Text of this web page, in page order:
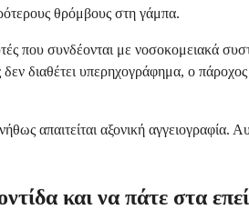
θρόμβους στη γάμπα.
που συνδέονται με νοσοκομειακά
διαθέτει υπερηχογράφημα, ο
απαιτείται αξονική αγγειογραφία.
και να πάτε στα